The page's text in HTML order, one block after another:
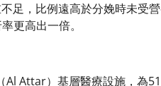
足，比例遠高於分娩時未受
更高出一倍。
Attar）基層醫療設施，為